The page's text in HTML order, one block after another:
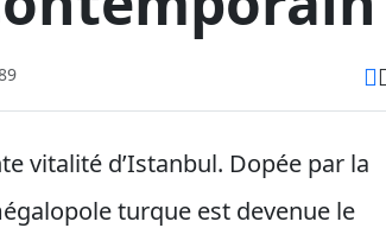
vitalité d’Istanbul. Dopée par la
turque est devenue le